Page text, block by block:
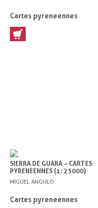
Cartes pyreneennes
SIERRA DE GUARA – CARTES
PYRENEENNES (1: 25000)
MIGUEL ANGULO
Cartes pyreneennes